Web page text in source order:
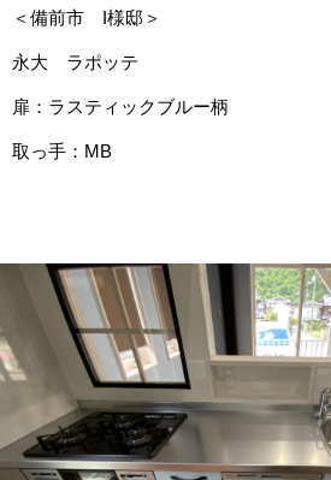
＜備前市 I様邸＞
永大 ラポッテ
扉：ラスティックブルー柄
取っ手：MB